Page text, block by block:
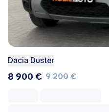
Dacia Duster
8 900 € 9 200 €